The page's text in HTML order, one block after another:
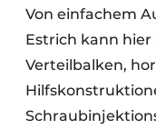
Von einfachem
Estrich kann hier
Verteilbalken,